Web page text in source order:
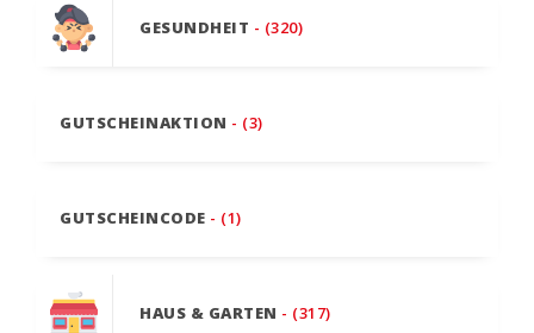
GESUNDHEIT - (320)
GUTSCHEINAKTION - (3)
GUTSCHEINCODE - (1)
HAUS & GARTEN - (317)